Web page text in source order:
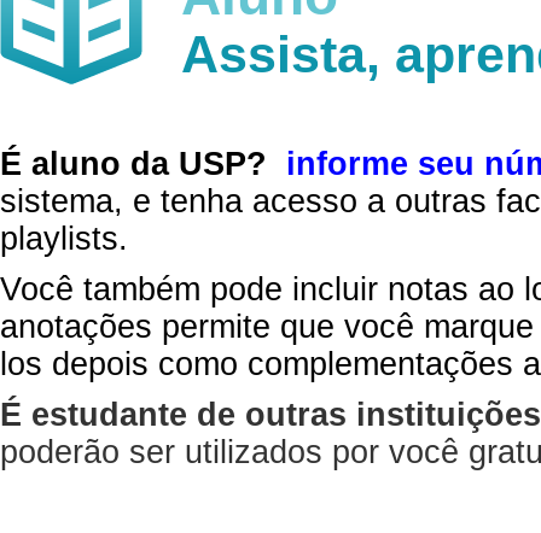
Assista,
É aluno da USP?
informe seu
sistema, e tenha acesso a outras
playlists.
Você também pode incluir notas ao
anotações permite que você
los depois como complementações
É estudante de outras
poderão ser utilizados por você